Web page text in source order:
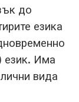
до
езика
език. Има
вида